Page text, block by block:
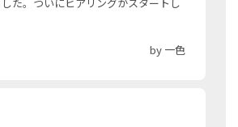
by 一色